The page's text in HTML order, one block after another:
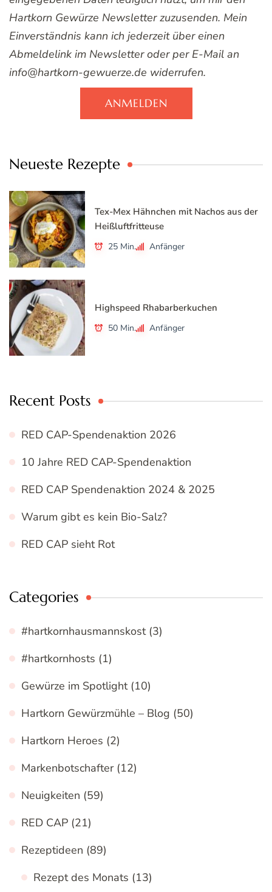
Hartkorn Gewürze Newsletter zuzusenden. Mein
Einverständnis kann ich jederzeit über einen
Abmeldelink im Newsletter oder per E-Mail an
info@hartkorn-gewuerze.de widerrufen.
ANMELDEN
Neueste Rezepte
Tex-Mex Hähnchen mit Nachos aus der
Heißluftfritteuse
25 Min. Anfänger
Highspeed Rhabarberkuchen
50 Min. Anfänger
Recent Posts
RED CAP-Spendenaktion 2026
10 Jahre RED CAP-Spendenaktion
RED CAP Spendenaktion 2024 & 2025
Warum gibt es kein Bio-Salz?
RED CAP sieht Rot
Categories
#hartkornhausmannskost(3)
#hartkornhosts (1)
Gewürze im Spotlight(10)
Hartkorn Gewürzmühle – Blog (50)
Hartkorn Heroes (2)
Markenbotschafter(12)
Neuigkeiten (59)
RED CAP (21)
Rezeptideen (89)
Rezept des Monats (13)